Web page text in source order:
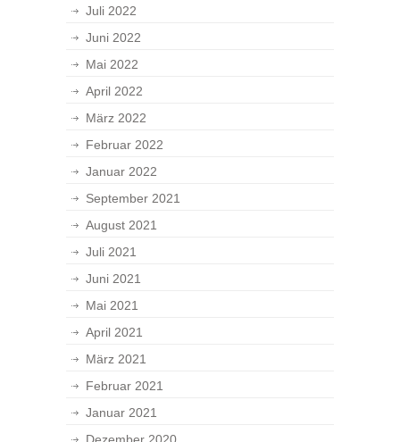
Juli 2022
Juni 2022
Mai 2022
April 2022
März 2022
Februar 2022
Januar 2022
September 2021
August 2021
Juli 2021
Juni 2021
Mai 2021
April 2021
März 2021
Februar 2021
Januar 2021